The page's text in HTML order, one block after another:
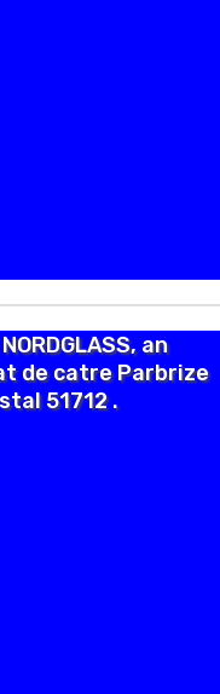
an
de catre Parbrize
51712 .